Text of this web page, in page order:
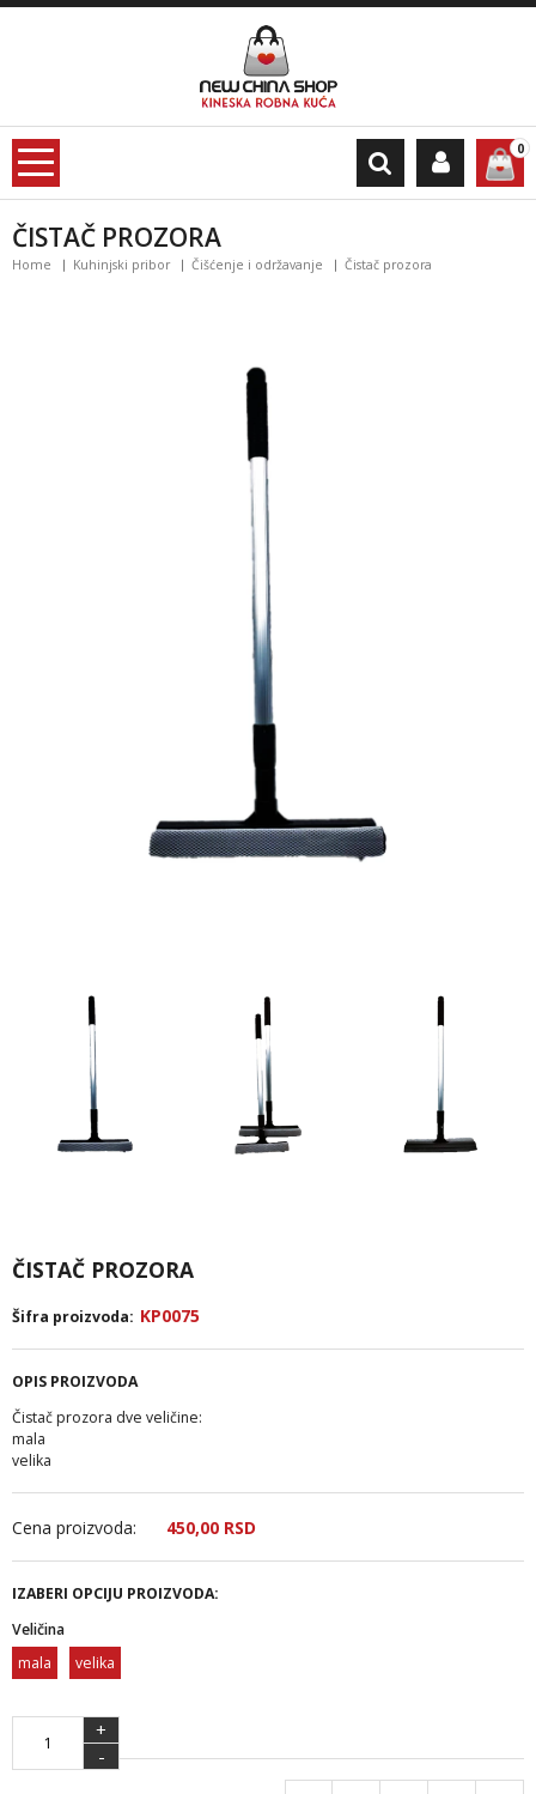
0
ČISTAČ PROZORA
Home Kuhinjski pribor Čišćenje i održavanje Čistač prozora
ČISTAČ PROZORA
Šifra proizvoda: KP0075
OPIS PROIZVODA
Čistač prozora dve veličine:
mala
velika
Cena proizvoda: 450,00 RSD
IZABERI OPCIJU PROIZVODA:
Veličina
mala
velika
+
-